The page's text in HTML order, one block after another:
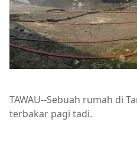
TAWAU--Sebuah rumah di
terbakar pagi tadi.